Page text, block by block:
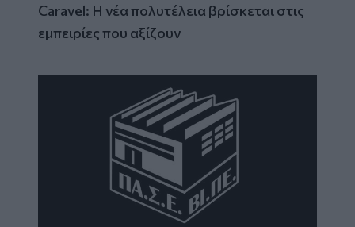
Caravel: Η νέα πολυτέλεια βρίσκεται στις
εμπειρίες που αξίζουν